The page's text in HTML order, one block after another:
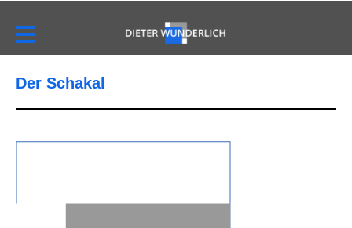
Der Schakal